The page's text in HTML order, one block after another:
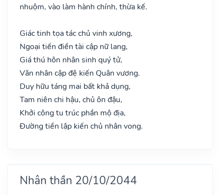
nhuộm, vào làm hành chính, thừa kế.
Giác tinh tọa tác chủ vinh xương,
Ngoại tiến điền tài cập nữ lang,
Giá thú hôn nhân sinh quý tử,
Văn nhân cập đệ kiến Quân vương.
Duy hữu táng mai bất khả dụng,
Tam niên chi hậu, chủ ôn đậu,
Khởi công tu trúc phần mộ địa,
Đường tiền lập kiến chủ nhân vong.
Nhân thần 20/10/2044